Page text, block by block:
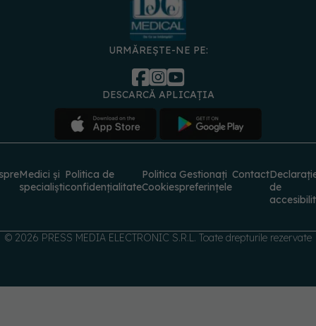
URMĂREȘTE-NE PE:
DESCARCĂ APLICAȚIA
Medici și
specialiști
Politica de
confidențialitate
Politica
Cookies
Gestionați
preferințele
Contact
de
© 2026 PRESS MEDIA ELECTRONIC S.R.L. Toate drepturile rezervate